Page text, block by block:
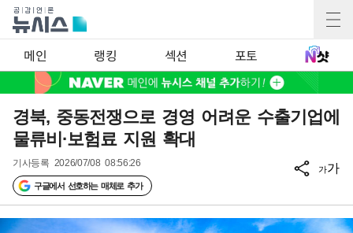
메인 랭킹 섹션 포토
경북, 중동전쟁으로 경영 어려운 수출기업에
물류비·보험료 지원 확대
기사등록 2026/07/08 08:56:26
구글에서 선호하는 매체로 추가
가가